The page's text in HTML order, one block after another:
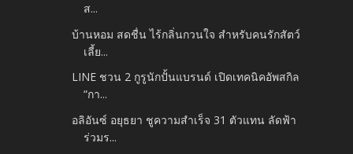
ส...
บ้านหอม สดชื่น ไร้กลิ่นกวนใจ สำหรับคนรักสัตว์
เลี้ย...
LINE ชวน 2 กูรูนักปั้นแบรนด์ เปิดเทคนิคอัพสกิล
“กา...
อลิอันซ์ อยุธยา ชูความสำเร็จ 31 ตัวแทน ลัดฟ้า
ร่วมร...